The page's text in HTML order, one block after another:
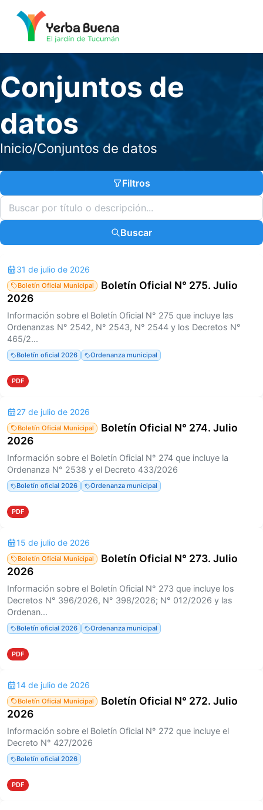
Conjuntos de
datos
Inicio/Conjuntos de datos
Filtros
Buscar
31 de julio de 2026
Boletín Oficial Municipal
Boletín Oficial N° 275. Julio
2026
Información sobre el Boletín Oficial N° 275 que incluye las
Ordenanzas N° 2542, N° 2543, N° 2544 y los Decretos N°
465/2...
Boletín oficial 2026 Ordenanza municipal
PDF
27 de julio de 2026
Boletín Oficial Municipal
Boletín Oficial N° 274. Julio
2026
Información sobre el Boletín Oficial N° 274 que incluye la
Ordenanza N° 2538 y el Decreto 433/2026
Boletín oficial 2026 Ordenanza municipal
PDF
15 de julio de 2026
Boletín Oficial Municipal
Boletín Oficial N° 273. Julio
2026
Información sobre el Boletín Oficial N° 273 que incluye los
Decretos N° 396/2026, N° 398/2026; N° 012/2026 y las
Ordenan...
Boletín oficial 2026 Ordenanza municipal
PDF
14 de julio de 2026
Boletín Oficial Municipal
Boletín Oficial N° 272. Julio
2026
Información sobre el Boletín Oficial N° 272 que incluye el
Decreto N° 427/2026
Boletín oficial 2026
PDF